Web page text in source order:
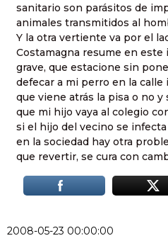
sanitario son parásitos de
animales transmitidos al
Y la otra vertiente va por el
Costamagna resume en este
grave, que estacione sin
defecar a mi perro en la
que viene atrás la pisa o no y
que mi hijo vaya al colegio
si el hijo del vecino se
en la sociedad hay otra
que revertir, se cura con
2008-05-23 00:00:00